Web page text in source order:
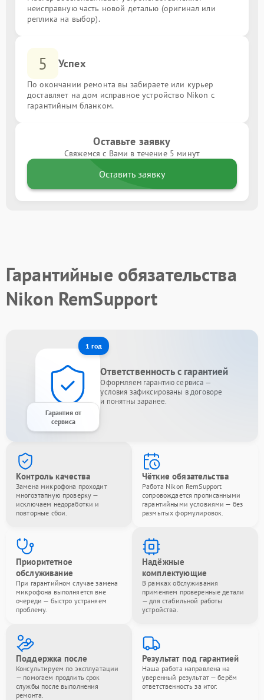
неисправную часть новой деталью (оригинал или
реплика на выбор).
5 Успех
По окончании ремонта вы забираете или курьер
доставляет на дом исправное устройство Nikon с
гарантийным бланком.
Оставьте заявку
Свяжемся с Вами в течение 5 минут
Оставить заявку
Гарантийные обязательства
Nikon RemSupport
1 год
Гарантия от
сервиса
Ответственность с гарантией
Оформляем гарантию сервиса —
условия зафиксированы в договоре
и понятны заранее.
Контроль качества
Замена микрофона проходит
многоэтапную проверку —
исключаем недоработки и
повторные сбои.
Чёткие обязательства
Работа Nikon RemSupport
сопровождается прописанными
гарантийными условиями — без
размытых формулировок.
Приоритетное
обслуживание
При гарантийном случае замена
микрофона выполняется вне
очереди — быстро устраняем
проблему.
Надёжные
комплектующие
В рамках обслуживания
применяем проверенные детали
— для стабильной работы
устройства.
Поддержка после
Консультируем по эксплуатации
— помогаем продлить срок
службы после выполнения
ремонта.
Результат под гарантией
Наша работа направлена на
уверенный результат — берём
ответственность за итог.